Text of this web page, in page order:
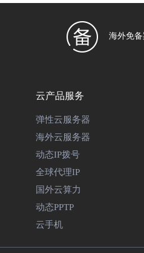
海外免备
云产品服务
弹性云服务器
海外云服务器
动态IP拨号
全球代理IP
国外云算力
动态PPTP
云手机